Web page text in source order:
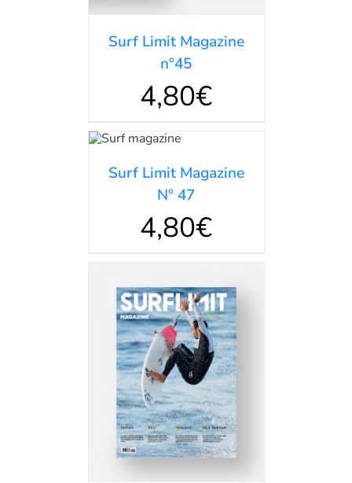
Surf Limit Magazine
nº45
4,80€
AÑADIR
CARRITO
/
DETALLES
Surf Limit Magazine
Nº 47
4,80€
AÑADIR AL
CARRITO /
DETALLES